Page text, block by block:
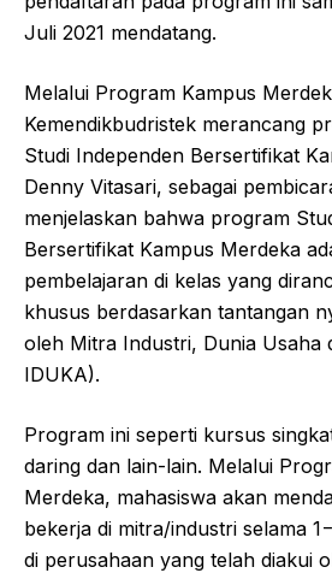
Juli 2021 mendatang.
Melalui Program Kampus
Kemendikbudristek merancang
Studi Independen Bersertifikat
Denny Vitasari, sebagai
menjelaskan bahwa program
Bersertifikat Kampus Merdeka
pembelajaran di kelas yang
khusus berdasarkan tantangan
oleh Mitra Industri, Dunia Usaha
IDUKA).
Program ini seperti kursus
daring dan lain-lain. Melalui
Merdeka, mahasiswa akan
bekerja di mitra/industri selama
di perusahaan yang telah diakui